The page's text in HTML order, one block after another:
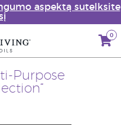
aspektą sutelksite
0
Purpose